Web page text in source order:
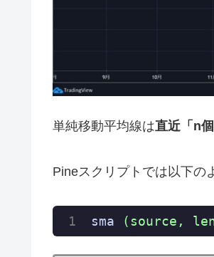
単純移動平均線は直近「n
Pineスクリプトでは以下の
sma (source,